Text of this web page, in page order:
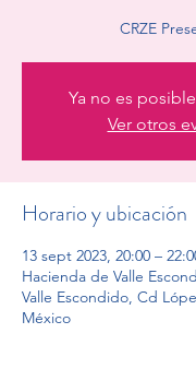
CRZE
Ya no es
Ver otros
Horario y ubicación
13 sept 2023, 20:00 –
Hacienda de Valle
Valle Escondido, Cd
México